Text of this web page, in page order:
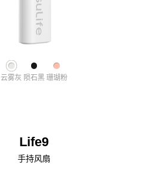
云雾灰 陨石黑 珊瑚粉
Life9
手持风扇